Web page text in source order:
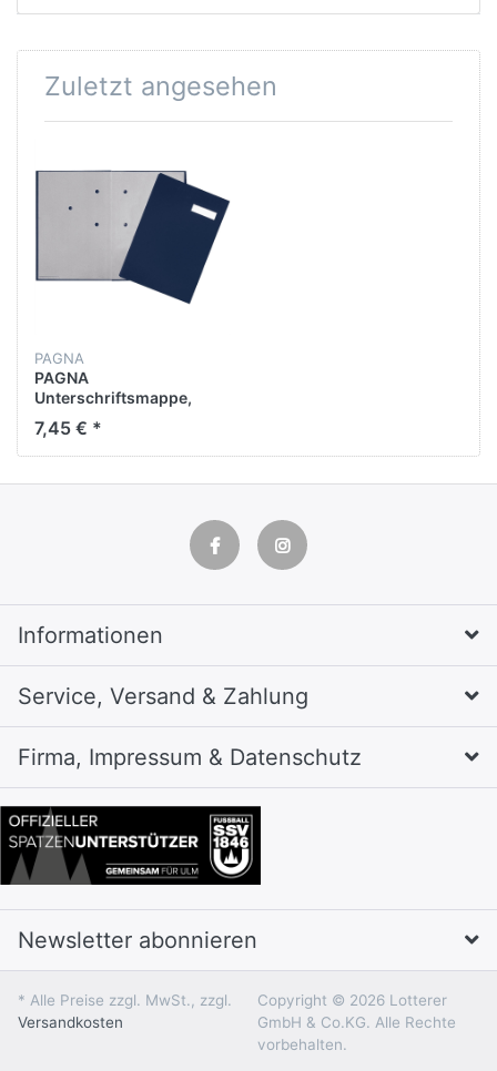
Zuletzt angesehen
PAGNA
PAGNA
Unterschriftsmappe,
Leinen, A4, 24 x 35 cm,
20 Fächer, blau
7,45 € *
Informationen
Service, Versand & Zahlung
Firma, Impressum & Datenschutz
Newsletter abonnieren
* Alle Preise zzgl. MwSt., zzgl.
Versandkosten
Copyright © 2026 Lotterer
GmbH & Co.KG. Alle Rechte
vorbehalten.